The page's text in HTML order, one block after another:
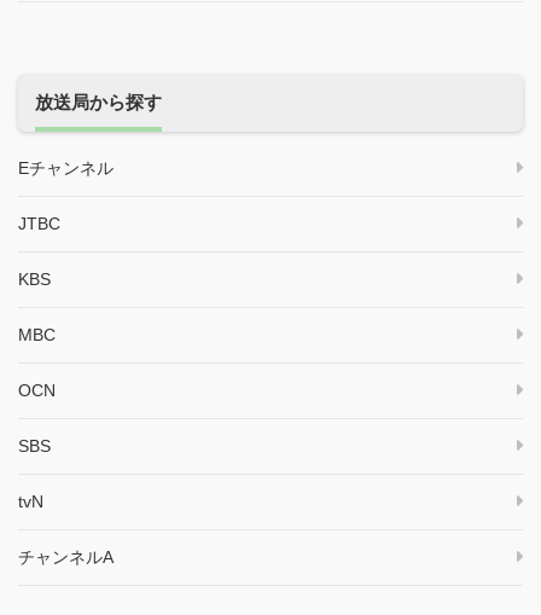
放送局から探す
Eチャンネル
JTBC
KBS
MBC
OCN
SBS
tvN
チャンネルA